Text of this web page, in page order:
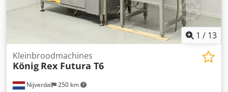
1 / 13
Nijverdal 250 km
Kleinbroodmachines
König Rex Futura T6